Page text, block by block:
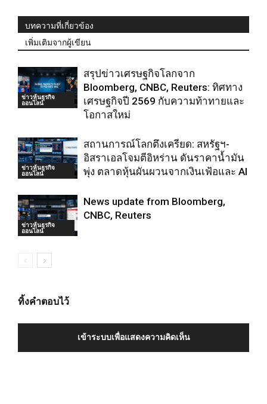
บทความที่เกี่ยวข้อง
เพิ่มเติมจากผู้เขียน
ข่าวหุ้นธุรกิจ
ออนไลน์
สรุปข่าวเศรษฐกิจโลกจาก
Bloomberg, CNBC, Reuters: ทิศทาง
เศรษฐกิจปี 2569 กับความท้าทายและ
โอกาสใหม่
ข่าวหุ้นธุรกิจ
ออนไลน์
สถานการณ์โลกตึงเครียด: สหรัฐฯ-
อิสราเอลโจมตีอิหร่าน ดันราคาน้ำมัน
พุ่ง ตลาดหุ้นผันผวนจากเงินเฟ้อและ AI
ข่าวหุ้นธุรกิจ
ออนไลน์
News update from Bloomberg,
CNBC, Reuters
ทิ้งคำตอบไว้
เข้าระบบเพื่อแสดงความคิดเห็น